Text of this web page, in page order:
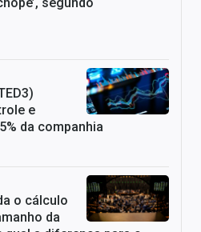
segundo
e
da companhia
o cálculo
da